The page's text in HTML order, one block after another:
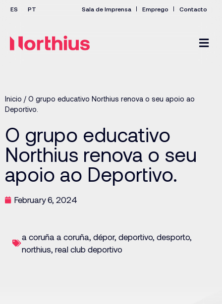
Sala de Imprensa Emprego Contacto
Inicio / O grupo educativo Northius renova o seu apoio ao
Deportivo.
O grupo educativo
Northius renova o seu
apoio ao Deportivo.
February 6, 2024
a coruña a coruña, dépor, deportivo, desporto,
northius, real club deportivo